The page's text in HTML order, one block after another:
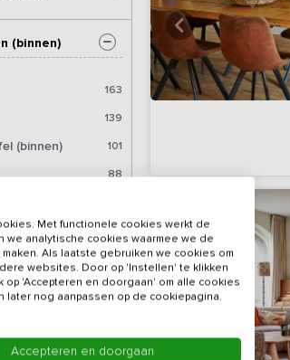
(binnen)
163
139
(binnen) 101
88
36
12
6
(buiten)
Met functionele cookies werkt de
analytische cookies waarmee we de
Als laatste gebruiken we cookies om
websites. Door op 'Instellen' te klikken
op 'Accepteren en doorgaan' om alle cookies
later nog aanpassen op de cookiepagina.
Accepteren en doorgaan